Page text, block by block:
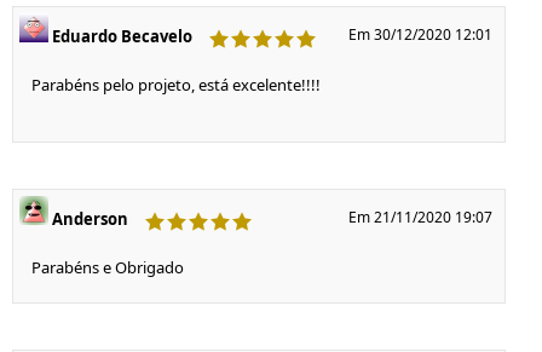
Eduardo Becavelo Em 30/12/2020 12:01
Parabéns pelo projeto, está excelente!!!!
Anderson Em 21/11/2020 19:07
Parabéns e Obrigado